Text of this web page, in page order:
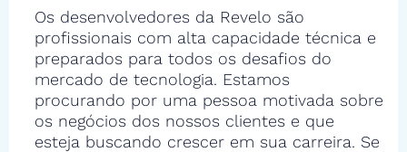
Os desenvolvedores da Revelo são
profissionais com alta capacidade técnica e
preparados para todos os desafios do
mercado de tecnologia. Estamos
procurando por uma pessoa motivada sobre
os negócios dos nossos clientes e que
esteja buscando crescer em sua carreira. Se